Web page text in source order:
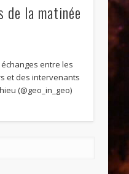
de la matinée
entre les
et des intervenants
(@geo_in_geo)